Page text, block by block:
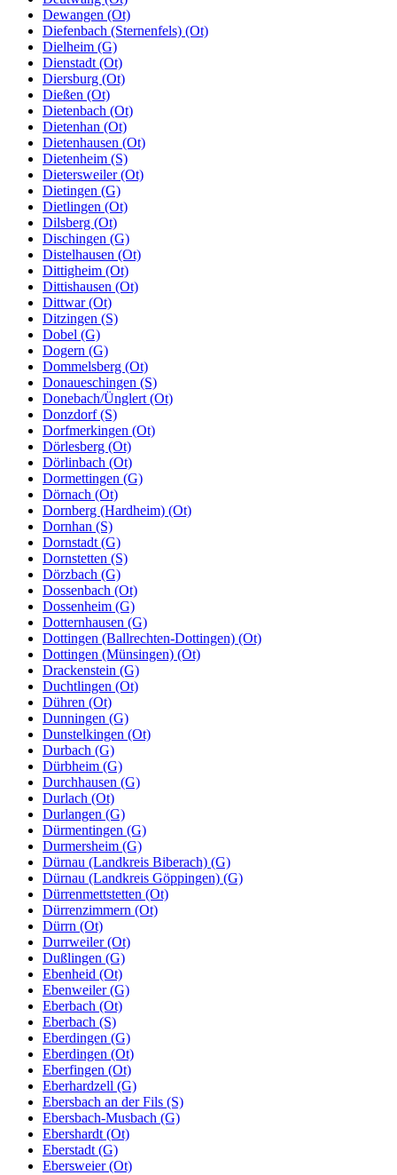
Dewangen (Ot)
Diefenbach (Sternenfels) (Ot)
Dielheim (G)
Dienstadt (Ot)
Diersburg (Ot)
Dießen (Ot)
Dietenbach (Ot)
Dietenhan (Ot)
Dietenhausen (Ot)
Dietenheim (S)
Dietersweiler (Ot)
Dietingen (G)
Dietlingen (Ot)
Dilsberg (Ot)
Dischingen (G)
Distelhausen (Ot)
Dittigheim (Ot)
Dittishausen (Ot)
Dittwar (Ot)
Ditzingen (S)
Dobel (G)
Dogern (G)
Dommelsberg (Ot)
Donaueschingen (S)
Donebach/Ünglert (Ot)
Donzdorf (S)
Dorfmerkingen (Ot)
Dörlesberg (Ot)
Dörlinbach (Ot)
Dormettingen (G)
Dörnach (Ot)
Dornberg (Hardheim) (Ot)
Dornhan (S)
Dornstadt (G)
Dornstetten (S)
Dörzbach (G)
Dossenbach (Ot)
Dossenheim (G)
Dotternhausen (G)
Dottingen (Ballrechten-Dottingen) (Ot)
Dottingen (Münsingen) (Ot)
Drackenstein (G)
Duchtlingen (Ot)
Dühren (Ot)
Dunningen (G)
Dunstelkingen (Ot)
Durbach (G)
Dürbheim (G)
Durchhausen (G)
Durlach (Ot)
Durlangen (G)
Dürmentingen (G)
Durmersheim (G)
Dürnau (Landkreis Biberach) (G)
Dürnau (Landkreis Göppingen) (G)
Dürrenmettstetten (Ot)
Dürrenzimmern (Ot)
Dürrn (Ot)
Durrweiler (Ot)
Dußlingen (G)
Ebenheid (Ot)
Ebenweiler (G)
Eberbach (Ot)
Eberbach (S)
Eberdingen (G)
Eberdingen (Ot)
Eberfingen (Ot)
Eberhardzell (G)
Ebersbach an der Fils (S)
Ebersbach-Musbach (G)
Ebershardt (Ot)
Eberstadt (G)
Ebersweier (Ot)